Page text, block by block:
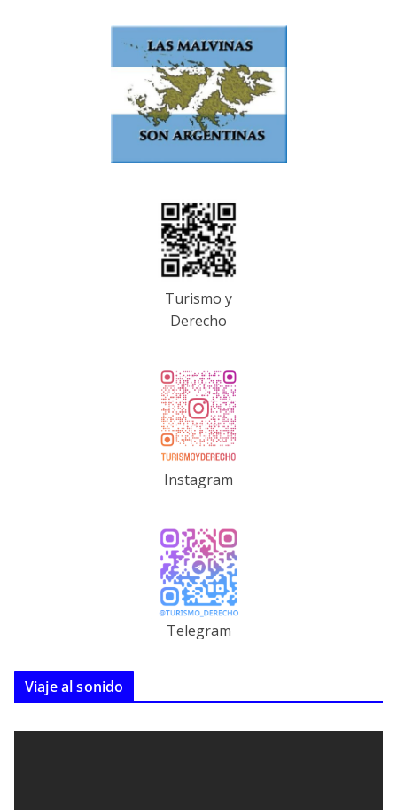
Turismo y
Derecho
Instagram
Telegram
Viaje al sonido